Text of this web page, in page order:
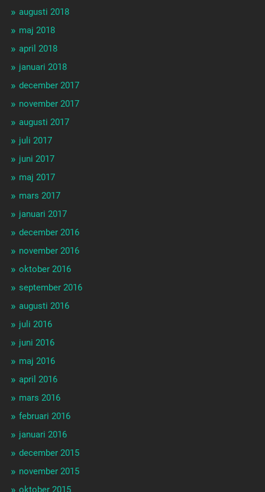
augusti 2018
maj 2018
april 2018
januari 2018
december 2017
november 2017
augusti 2017
juli 2017
juni 2017
maj 2017
mars 2017
januari 2017
december 2016
november 2016
oktober 2016
september 2016
augusti 2016
juli 2016
juni 2016
maj 2016
april 2016
mars 2016
februari 2016
januari 2016
december 2015
november 2015